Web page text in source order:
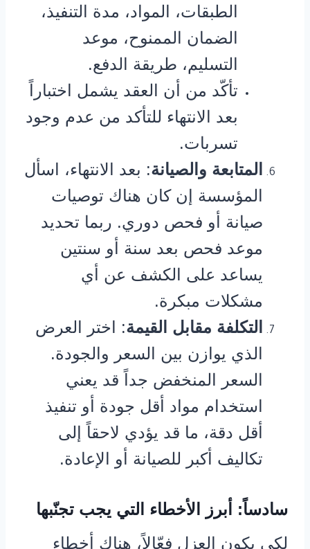
الطبقات، المواد، مدة التنفيذ،
الضمان الممنوح، موعد
التسليم، طريقة الدفع.
تأكّد من أن العقد يشمل اختباراً
بعد الانتهاء للتأكد من عدم وجود
تسربات.
المتابعة والصيانة: بعد الانتهاء، اسأل
المؤسسة إن كان هناك توصيات
صيانة أو فحص دوري. ربما تحديد
موعد فحص بعد سنة أو سنتين
يساعد على الكشف عن أي
مشكلات مبكرة.
التكلفة مقابل القيمة: اختر العرض
الذي يوازن بين السعر والجودة.
السعر المنخفض جداً قد يعني
استخدام مواد أقل جودة أو تنفيذ
أقل دقة، ما قد يؤدي لاحقاً إلى
تكاليف أكبر للصيانة أو الإعادة.
سادساً: أبرز الأخطاء التي يجب تجنّبها
لكي يكون العزل فعّالاً، هناك أخطاء